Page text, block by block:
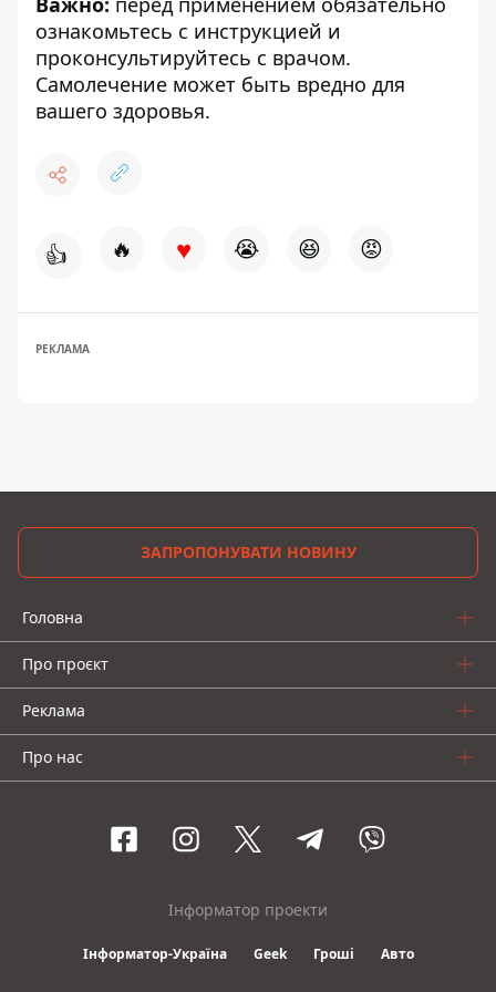
ознакомьтесь с инструкцией и
проконсультируйтесь с врачом.
Самолечение может быть вредно для
вашего здоровья.
👍 🔥 ♥ 😭 😆 😡
РЕКЛАМА
ЗАПРОПОНУВАТИ НОВИНУ
Головна
Про проєкт
Реклама
Про нас
Інформатор проекти
Інформатор-Україна Geek Гроші Авто